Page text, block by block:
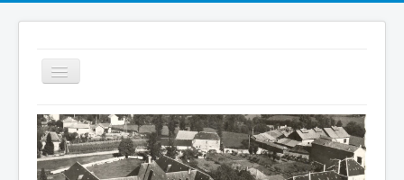
Basculer
la